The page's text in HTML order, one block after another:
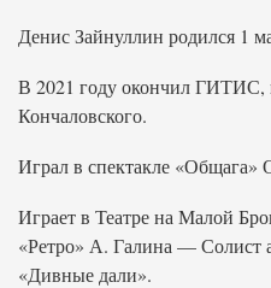
Денис Зайнуллин родился 1
В 2021 году окончил ГИТИС,
Кончаловского.
Играл в спектакле
Играет в Театре на Малой
«Ретро» А. Галина — Солист
«Дивные дали».